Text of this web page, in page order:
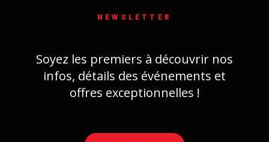
NEWSLETTER
Soyez les premiers à découvrir nos
infos, détails des événements et
offres exceptionnelles !